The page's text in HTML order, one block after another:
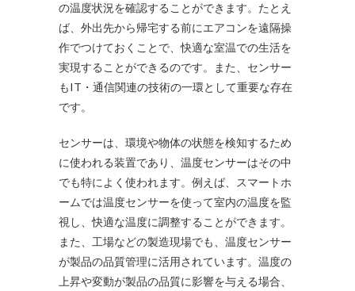
の温度状況を確認することができます。たとえ
ば、外出先から帰宅する前にエアコンを遠隔操
作でつけておくことで、快適な室温での生活を
実現することができるのです。また、センサー
もIT・通信関連の技術の一環として重要な存在
です。
センサーは、環境や物体の状態を検知するため
に使われる装置であり、温度センサーはその中
でも特によく使われます。例えば、スマートホ
ームでは温度センサーを使って室内の温度を監
視し、快適な温度に調整することができます。
また、工場などの製造現場でも、温度センサー
が製品の品質管理に活用されています。温度の
上昇や変動が製品の品質に影響を与える場合、